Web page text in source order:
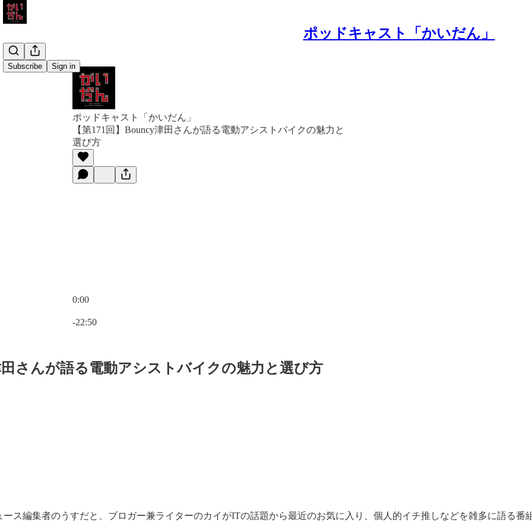
ポッドキャスト「かいだん」
Subscribe Sign in
ポッドキャスト「かいだん」
【第171回】Bouncy津田さんが語る電動アシストバイクの魅力と
選び方
0:00
-22:50
田さんが語る電動アシストバイクの魅力と選び方
ース編集者のうすだと、ブロガー兼ライターのカイがITの話題から最近のお気に入り、個人的イチ推しなどを雑多に語る番